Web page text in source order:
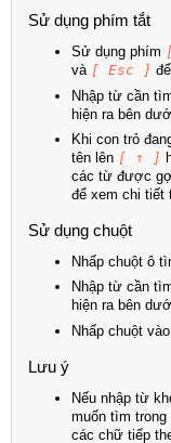
Sử dụng phím tắt
Sử dụng phím
và [ Esc ]
Nhập từ cần
hiện ra bên
Khi con trỏ
tên lên [ ↑ ]
các từ được
để xem chi tiết
Sử dụng chuột
Nhấp chuột ô
Nhập từ cần
hiện ra bên
Nhấp chuột
Lưu ý
Nếu nhập từ
muốn tìm
các chữ tiếp